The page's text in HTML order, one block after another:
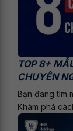
TOP 8+
CHUYÊN
Bạn đang tìm
Khám phá